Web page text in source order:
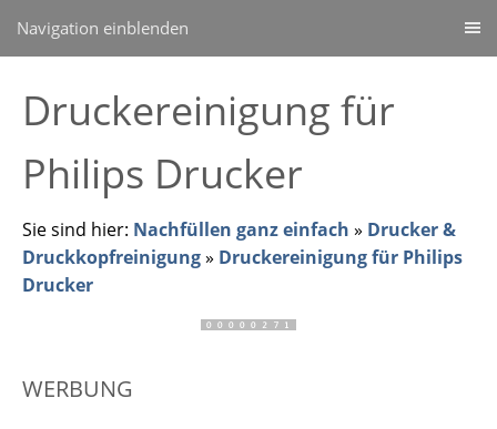
Navigation einblenden
Druckereinigung für
Philips Drucker
Sie sind hier: Nachfüllen ganz einfach » Drucker &
Druckkopfreinigung» Druckereinigung für Philips
Drucker
WERBUNG